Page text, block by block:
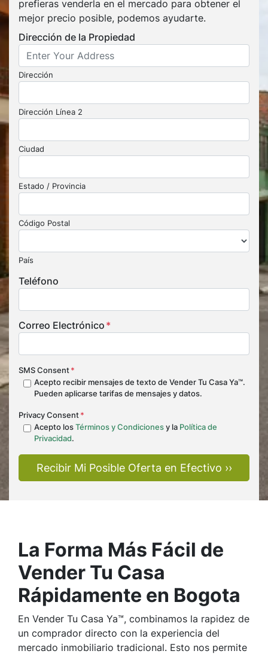
prefieras venderla en el mercado para obtener el
mejor precio posible, podemos ayudarte.
Dirección de la Propiedad
Dirección
Dirección Línea 2
Ciudad
Estado / Provincia
Código Postal
País
Teléfono
Correo Electrónico *
SMS Consent *
Acepto recibir mensajes de texto de Vender Tu Casa Ya™.
Pueden aplicarse tarifas de mensajes y datos.
Privacy Consent *
Acepto los Términos y Condicionesy la Política de
Privacidad.
La Forma Más Fácil de
Vender Tu Casa
Rápidamente en Bogota
En Vender Tu Casa Ya™, combinamos la rapidez de
un comprador directo con la experiencia del
mercado inmobiliario tradicional. Esto nos permite